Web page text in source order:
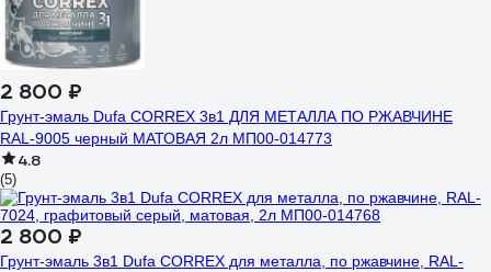
2 800 ₽
Грунт-эмаль Dufa CORREX 3в1 ДЛЯ МЕТАЛЛА ПО РЖАВЧИНЕ
RAL-9005 черный МАТОВАЯ 2л МП00-014773
4.8
(5)
2 800 ₽
Грунт-эмаль 3в1 Dufa CORREX для металла, по ржавчине, RAL-